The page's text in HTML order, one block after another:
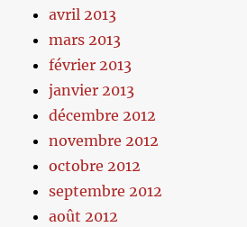
avril 2013
mars 2013
février 2013
janvier 2013
décembre 2012
novembre 2012
octobre 2012
septembre 2012
août 2012